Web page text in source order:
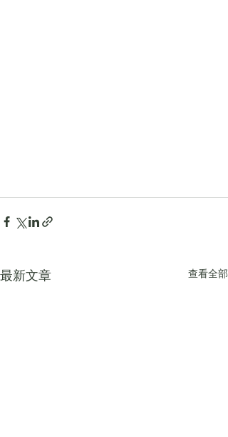
最新文章 查看全部